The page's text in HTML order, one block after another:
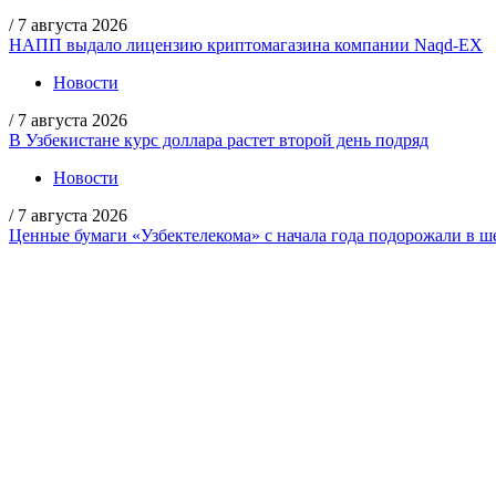
/ 7 августа 2026
НАПП выдало лицензию криптомагазина компании Naqd-EX
Новости
/ 7 августа 2026
В Узбекистане курс доллара растет второй день подряд
Новости
/ 7 августа 2026
Ценные бумаги «Узбектелекома» с начала года подорожали в